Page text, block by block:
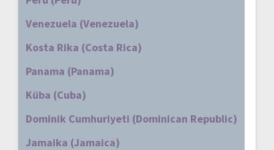
Venezuela (Venezuela)
Kosta Rika (Costa Rica)
Panama (Panama)
Küba (Cuba)
Dominik Cumhuriyeti (Dominican Republic)
Jamaika (Jamaica)